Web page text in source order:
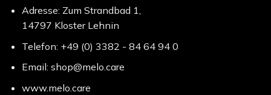
Adresse: Zum Strandbad 1,
14797 Kloster Lehnin
Telefon: +49 (0) 3382 - 84 64 94 0
Email: shop@melo.care
www.melo.care